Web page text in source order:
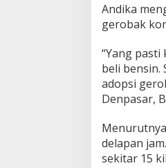
Andika
gerobak
“Yang
beli bensin.
adopsi
Denpasar,
delapan
sekitar 15